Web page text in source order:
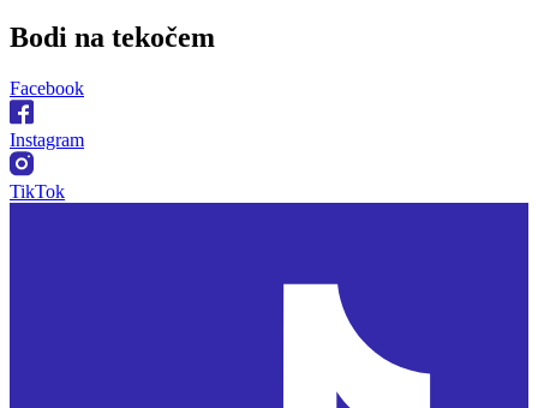
Bodi na tekočem
Facebook
Instagram
TikTok